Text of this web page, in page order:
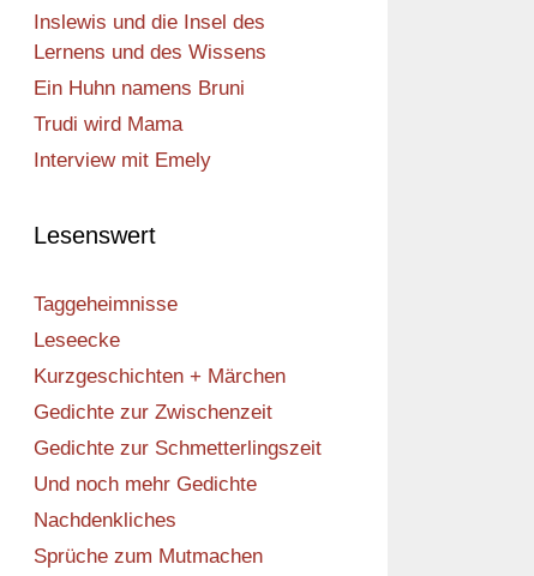
Inslewis und die Insel des
Lernens und des Wissens
Ein Huhn namens Bruni
Trudi wird Mama
Interview mit Emely
Lesenswert
Taggeheimnisse
Leseecke
Kurzgeschichten + Märchen
Gedichte zur Zwischenzeit
Gedichte zur Schmetterlingszeit
Und noch mehr Gedichte
Nachdenkliches
Sprüche zum Mutmachen